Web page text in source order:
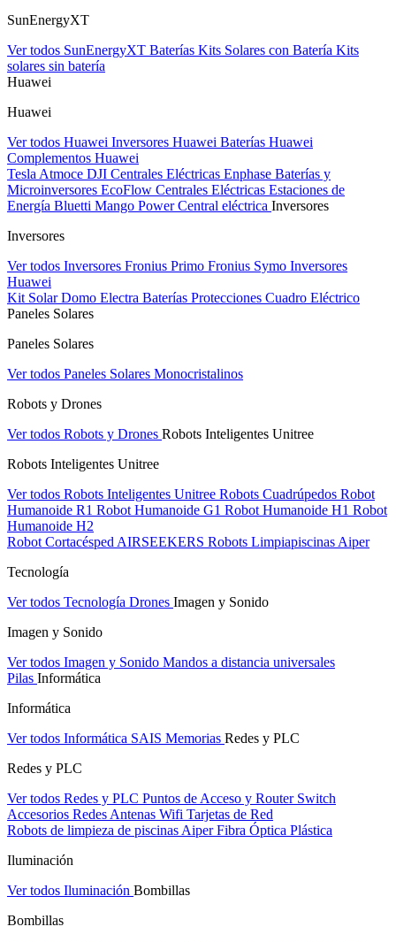
SunEnergyXT
Ver todos SunEnergyXT Baterías Kits Solares con Batería Kits
solares sin batería
Huawei
Huawei
Ver todos Huawei Inversores Huawei Baterías Huawei
Complementos Huawei
Tesla Atmoce DJI Centrales Eléctricas Enphase Baterías y
Microinversores EcoFlow Centrales Eléctricas Estaciones de
Energía Bluetti Mango Power Central eléctrica Inversores
Inversores
Ver todos Inversores Fronius Primo Fronius Symo Inversores
Huawei
Kit Solar Domo Electra Baterías Protecciones Cuadro Eléctrico
Paneles Solares
Paneles Solares
Ver todos Paneles Solares Monocristalinos
Robots y Drones
Ver todos Robots y Drones Robots Inteligentes Unitree
Robots Inteligentes Unitree
Ver todos Robots Inteligentes Unitree Robots Cuadrúpedos Robot
Humanoide R1 Robot Humanoide G1 Robot Humanoide H1 Robot
Humanoide H2
Robot Cortacésped AIRSEEKERS Robots Limpiapiscinas Aiper
Tecnología
Ver todos Tecnología Drones Imagen y Sonido
Imagen y Sonido
Ver todos Imagen y Sonido Mandos a distancia universales
Pilas Informática
Informática
Ver todos Informática SAIS Memorias Redes y PLC
Redes y PLC
Ver todos Redes y PLC Puntos de Acceso y Router Switch
Accesorios Redes Antenas Wifi Tarjetas de Red
Robots de limpieza de piscinas AiperFibra Óptica Plástica
Iluminación
Ver todos Iluminación Bombillas
Bombillas